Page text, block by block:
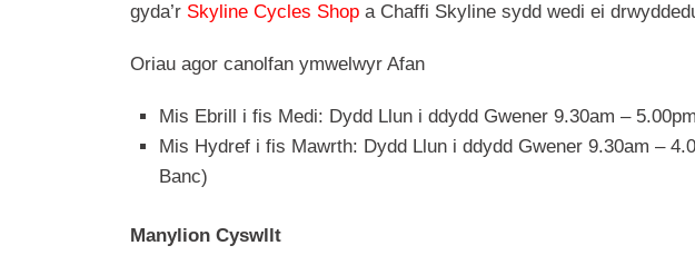
gyda’r Skyline Cycles Shop a Chaffi Skyline sydd wedi ei
Oriau agor canolfan ymwelwyr Afan
Mis Ebrill i fis Medi: Dydd Llun i ddydd Gwener 9.30am –
Mis Hydref i fis Mawrth: Dydd Llun i ddydd Gwener 9.30am –
Banc)
Manylion Cyswllt